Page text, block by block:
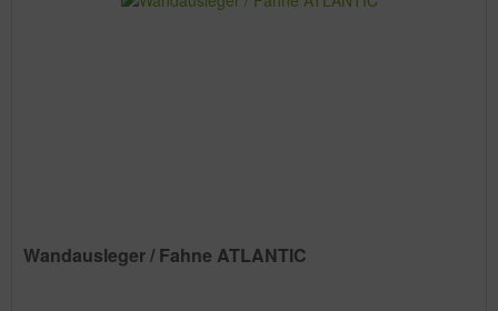
Wandausleger / Fahne ATLANTIC